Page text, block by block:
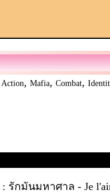
Action, Mafia, Combat,
รักมันมหาศาล - Je